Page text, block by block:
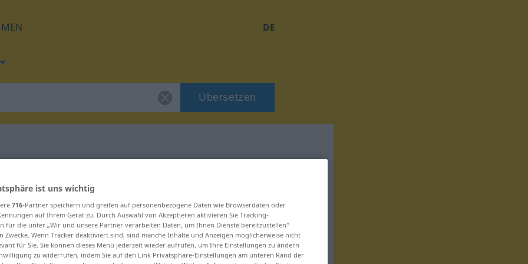
DE
Übersetzen
für "radieren"
ist uns wichtig
716-Partner speichern und greifen auf personenbezogene Daten wie Browserdaten oder
auf Ihrem Gerät zu. Durch Auswahl von Akzeptieren aktivieren Sie Tracking-
für die unter „Wir und unsere Partner verarbeiten Daten, um Ihnen Dienste bereitzustellen“
Zwecke. Wenn Tracker deaktiviert sind, sind manche Inhalte und Anzeigen möglicherweise nicht
für Sie. Sie können dieses Menü jederzeit wieder aufrufen, um Ihre Einstellungen zu ändern
zu widerrufen, indem Sie auf den Link Privatsphäre-Einstellungen am unteren Rand der